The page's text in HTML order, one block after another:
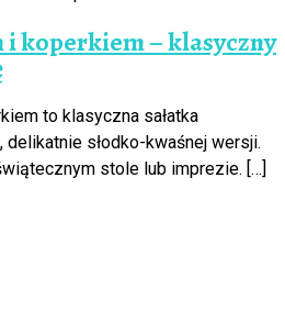
i koperkiem – klasyczny
to klasyczna sałatka
słodko-kwaśnej wersji.
stole lub imprezie. […]